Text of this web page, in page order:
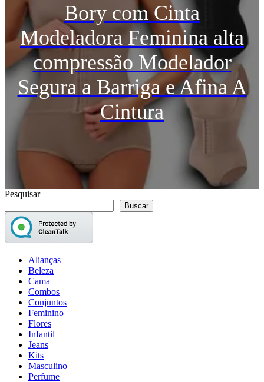
Bory com Cinta
Modeladora Feminina alta
compressão Modelador
Segura a Barriga e Afina A
Cintura
Pesquisar
Buscar
Alianças
Beleza
Cama
Combos
Conjuntos
Feminino
Flores
Infantil
Jeans
Kits
Masculino
Perfume